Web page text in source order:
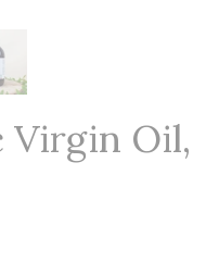
Virgin Oil,